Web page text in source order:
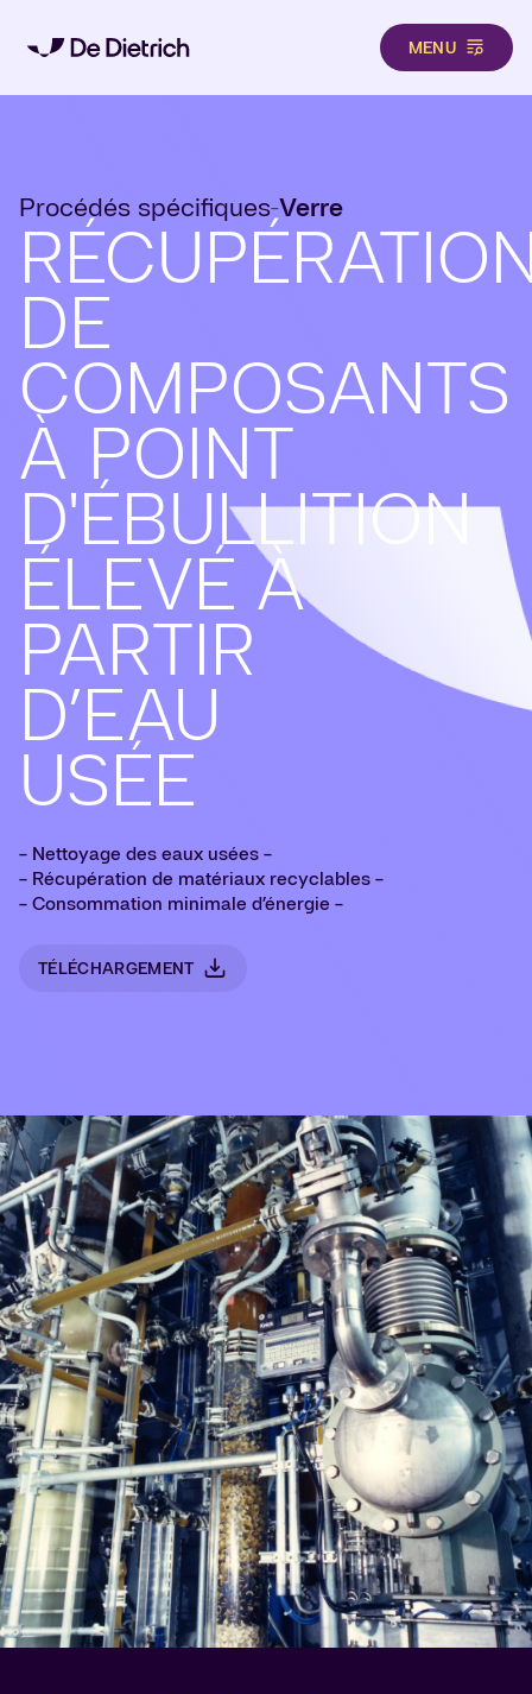
MENU
Procédés spécifiques-Verre
DE
COMPOSANTS
À POINT
D'ÉBULLITION
ÉLEVÉ À
PARTIR
D’EAU
USÉE
- Nettoyage des eaux usées -
- Récupération de matériaux recyclables -
- Consommation minimale d’énergie -
TÉLÉCHARGEMENT